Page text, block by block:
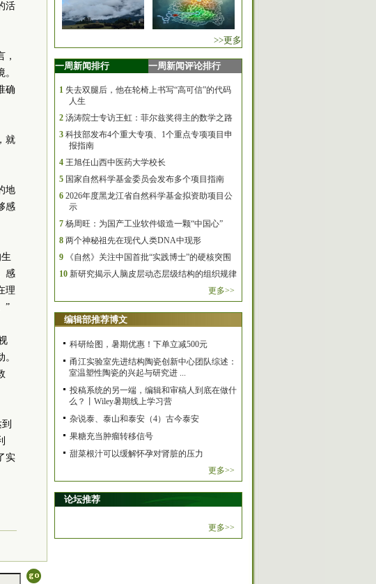
活
确
就
地
感
感
理
”
实
>>更多
一周新闻排行 一周新闻评论排行
1 失去双腿后，他在轮椅上书写“高可信”的代码
人生
2 汤涛院士专访王虹：菲尔兹奖得主的数学之路
3 科技部发布4个重大专项、1个重点专项项目申
报指南
4 王旭任山西中医药大学校长
5 国家自然科学基金委员会发布多个项目指南
6 2026年度黑龙江省自然科学基金拟资助项目公
示
7 杨周旺：为国产工业软件锻造一颗“中国心”
8 两个神秘祖先在现代人类DNA中现形
9
《自然》关注中国首批“实践博士”的硬核突围
10 新研究揭示人脑皮层动态层级结构的组织规律
更多>>
编辑部推荐博文
科研绘图，暑期优惠！下单立减500元
甬江实验室先进结构陶瓷创新中心团队综述：
室温塑性陶瓷的兴起与研究进 ...
投稿系统的另一端，编辑和审稿人到底在做什
么？丨Wiley暑期线上学习营
杂说泰、泰山和泰安（4）古今泰安
果糖充当肿瘤转移信号
甜菜根汁可以缓解怀孕对肾脏的压力
更多>>
论坛推荐
更多>>